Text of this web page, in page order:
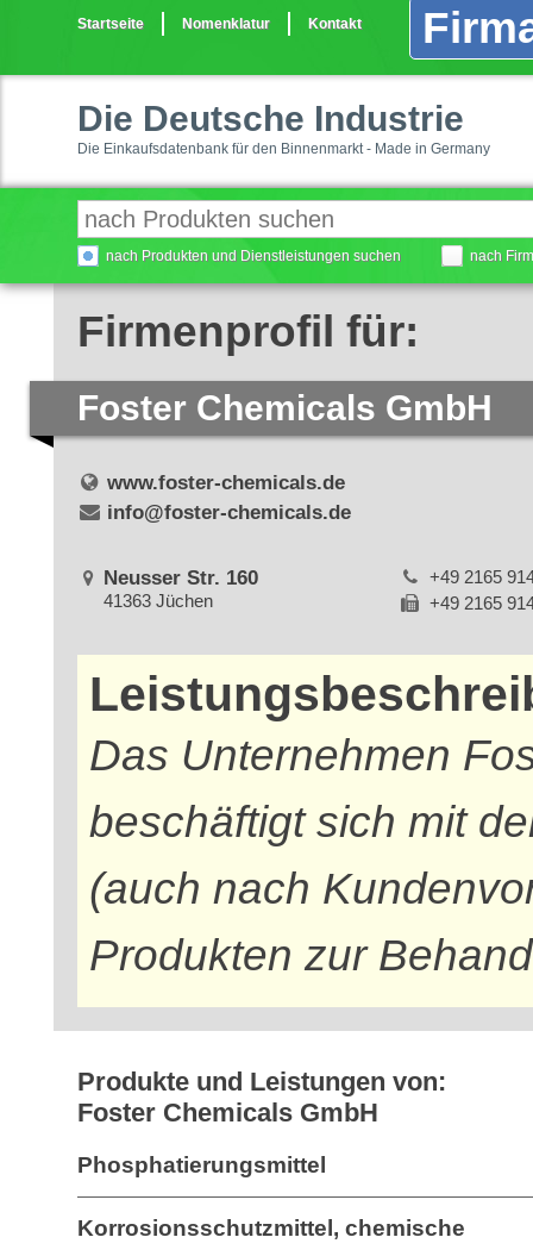
Startseite Nomenklatur Kontakt
Die Deutsche Industrie
Die Einkaufsdatenbank für den Binnenmarkt - Made in Germany
nach Produkten und Dienstleistungen suchen nach
Firmenprofil für:
Foster Chemicals GmbH
www.foster-chemicals.de
info@foster-chemicals.de
Neusser Str. 160
41363 Jüchen
+49 2165
+49 2165
Das Unternehmen
beschäftigt sich mit
(auch nach
Produkten zur
Produkte und Leistungen von:
Foster Chemicals GmbH
Phosphatierungsmittel
Korrosionsschutzmittel, chemische